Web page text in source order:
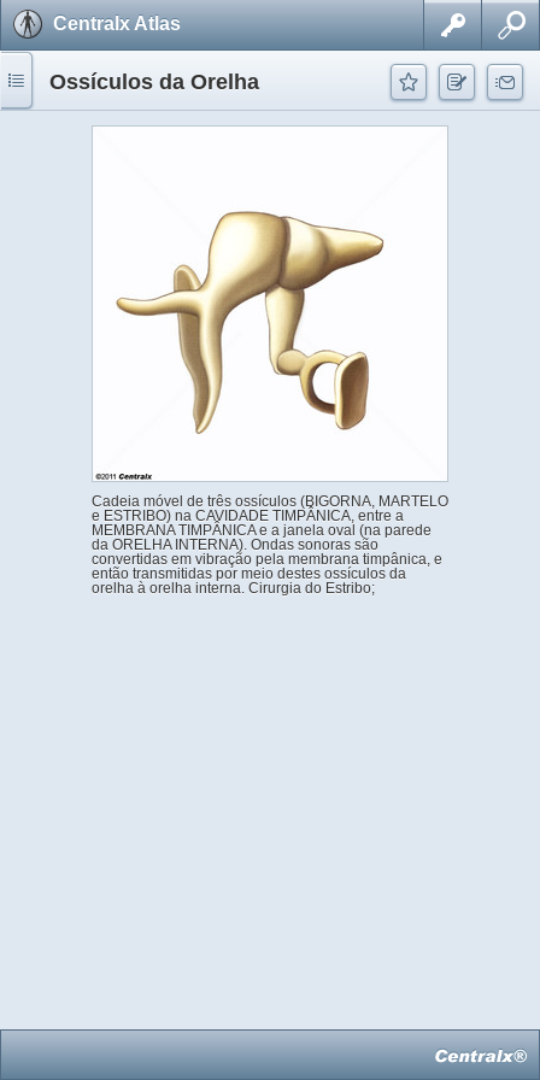
Centralx Atlas
Ossículos da Orelha
Cadeia móvel de três ossículos (BIGORNA, MARTELO
e ESTRIBO) na CAVIDADE TIMPÂNICA, entre a
MEMBRANA TIMPÂNICA e a janela oval (na parede
da ORELHA INTERNA). Ondas sonoras são
convertidas em vibração pela membrana timpânica, e
então transmitidas por meio destes ossículos da
orelha à orelha interna. Cirurgia do Estribo;